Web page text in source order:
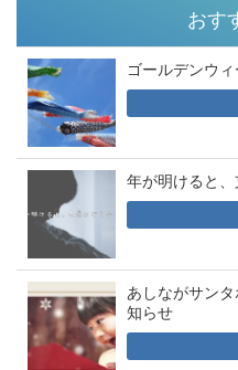
おす
ゴールデンウ
年が明けると
あしながサン
知らせ